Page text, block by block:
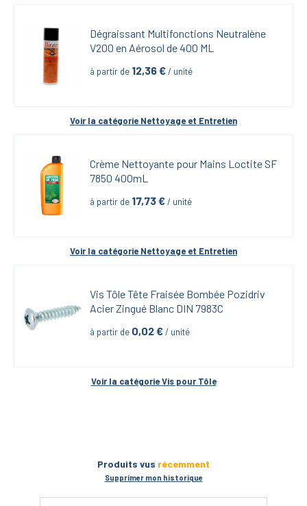
Dégraissant Multifonctions Neutralène
V200 en Aérosol de 400 ML
à partir de 12,36 € / unité
Voir la catégorie Nettoyage et Entretien
Crème Nettoyante pour Mains Loctite SF
7850 400mL
à partir de 17,73 € / unité
Voir la catégorie Nettoyage et Entretien
Vis Tôle Tête Fraisée Bombée Pozidriv
Acier Zingué Blanc DIN 7983C
à partir de 0,02 € / unité
Voir la catégorie Vis pour Tôle
Produits vus récemment
Supprimer mon historique